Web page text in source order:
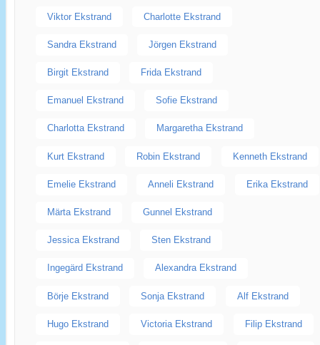
Viktor Ekstrand Charlotte Ekstrand
Sandra Ekstrand Jörgen Ekstrand
Birgit Ekstrand Frida Ekstrand
Emanuel Ekstrand Sofie Ekstrand
Charlotta Ekstrand Margaretha Ekstrand
Kurt Ekstrand Robin Ekstrand Kenneth Ekstrand
Emelie Ekstrand Anneli Ekstrand Erika Ekstrand
Märta Ekstrand Gunnel Ekstrand
Jessica Ekstrand Sten Ekstrand
Ingegärd Ekstrand Alexandra Ekstrand
Börje Ekstrand Sonja Ekstrand Alf Ekstrand
Hugo Ekstrand Victoria Ekstrand Filip Ekstrand